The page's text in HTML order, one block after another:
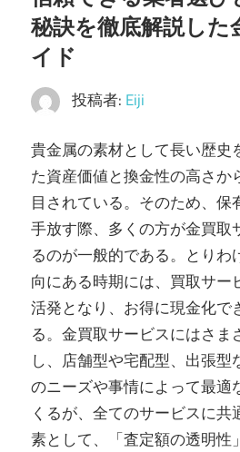
秘訣を徹底解説した
イド
投稿者: Eiji
貴金属の素材として長い歴史
た資産価値と換金性の高さか
目されている。 そのため、保
手放す際、多くの方が金買取
るのが一般的である。とりわ
向にある時期には、買取サー
活発となり、お得に現金化で
る。金買取サービスにはさま
し、店舗型や宅配型、出張
のニーズや事情によって最適
くるが、全てのサービスに
素として、「査定額の透明性